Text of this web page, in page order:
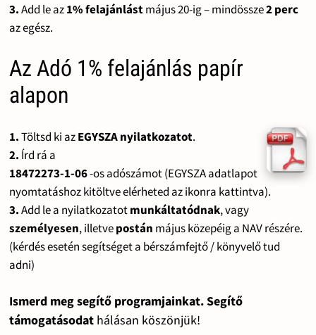
3.Add le az1% felajánlástmájus 20-ig – mindössze2 perc
az egész.
Az Adó 1% felajánlás papír
alapon
1.Töltsd ki azEGYSZA nyilatkozatot.
2. Írd rá a
18472273-1-06-os adószámot (EGYSZA adatlapot
nyomtatáshoz kitöltve elérheted az ikonra kattintva).
3.Add le a nyilatkozatotmunkáltatódnak, vagy
személyesen, illetvepostán május közepéig a NAV részére.
(kérdés esetén segítséget a bérszámfejtő / könyvelő tud
adni)
Ismerd meg segítő programjainkat. Segítő
támogatásodat hálásan köszönjük!